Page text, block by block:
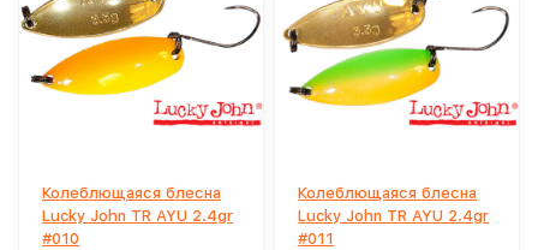
Колеблющаяся блесна
Lucky John TR AYU 2.4gr
#010
Колеблющаяся блесна
Lucky John TR AYU 2.4gr
#011